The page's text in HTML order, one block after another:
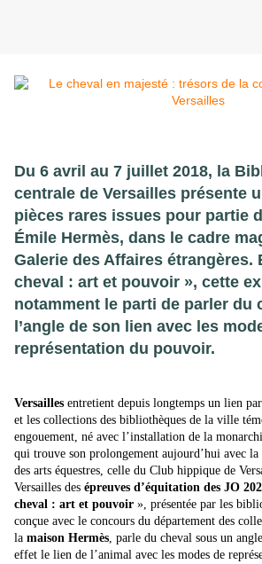
Du 6 avril au 7 juillet 2018, la
centrale de Versailles présente
pièces rares issues pour partie
Émile Hermès, dans le cadre
Galerie des Affaires étrangères.
cheval : art et pouvoir », cette
notamment le parti de parler du
l’angle de son lien avec les
représentation du pouvoir.
Versailles entretient depuis longtemps un lien
et les collections des bibliothèques de la ville
engouement, né avec l’installation de la
qui trouve son prolongement aujourd’hui avec la
des arts équestres, celle du Club hippique de
Versailles des épreuves d’équitation des JO
cheval : art et pouvoir », présentée par les
conçue avec le concours du département des
la maison Hermès, parle du cheval sous un
effet le lien de l’animal avec les modes de